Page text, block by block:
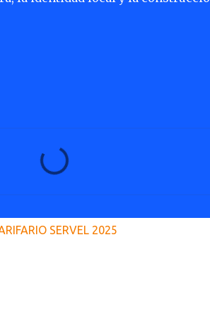
SERVEL 2025